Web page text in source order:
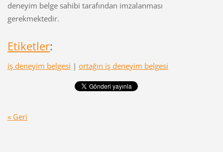
deneyim belge sahibi tarafından imzalanması
gerekmektedir.
Etiketler:
iş deneyim belgesi | ortağın iş deneyim belgesi
« Geri